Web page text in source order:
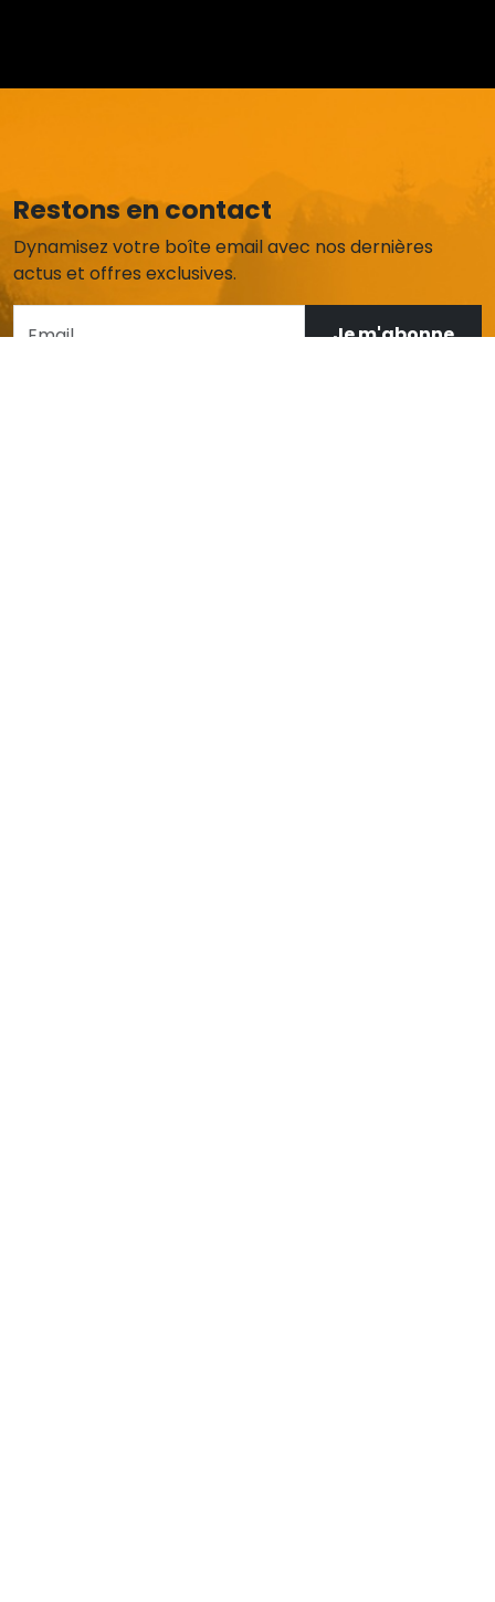
Restons en contact
Dynamisez votre boîte email avec nos dernières
actus et offres exclusives.
Je m'abonne